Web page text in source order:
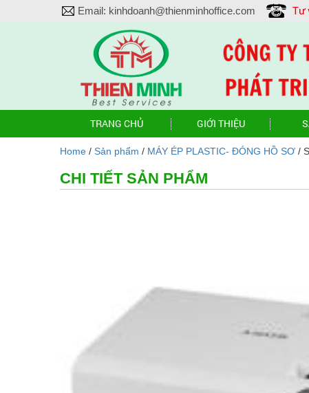
Email: kinhdoanh@thienminhoffice.com Tư
TRANG CHỦ GIỚI THIỆU
Home / Sản phẩm / MÁY ÉP PLASTIC- ĐÓNG HỒ SƠ /
CHI TIẾT SẢN PHẨM